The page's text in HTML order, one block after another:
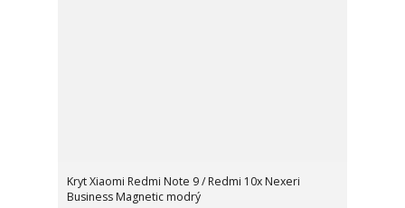
Kryt Xiaomi Redmi Note 9 / Redmi 10x Nexeri
Business Magnetic modrý